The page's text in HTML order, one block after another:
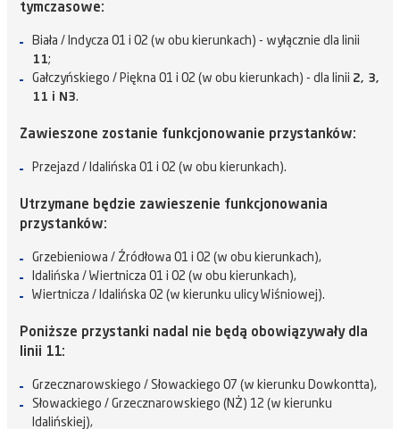
tymczasowe:
Biała / Indycza 01 i 02 (w obu kierunkach) - wyłącznie dla linii
11;
Gałczyńskiego / Piękna 01 i 02 (w obu kierunkach) - dla linii 2, 3,
11 i N3.
Zawieszone zostanie funkcjonowanie przystanków:
Przejazd / Idalińska 01 i 02 (w obu kierunkach).
Utrzymane będzie zawieszenie funkcjonowania
przystanków:
Grzebieniowa / Źródłowa 01 i 02 (w obu kierunkach),
Idalińska / Wiertnicza 01 i 02 (w obu kierunkach),
Wiertnicza / Idalińska 02 (w kierunku ulicy Wiśniowej).
Poniższe przystanki nadal nie będą obowiązywały dla
linii 11:
Grzecznarowskiego / Słowackiego 07 (w kierunku Dowkontta),
Słowackiego / Grzecznarowskiego (NŻ) 12 (w kierunku
Idalińskiej),